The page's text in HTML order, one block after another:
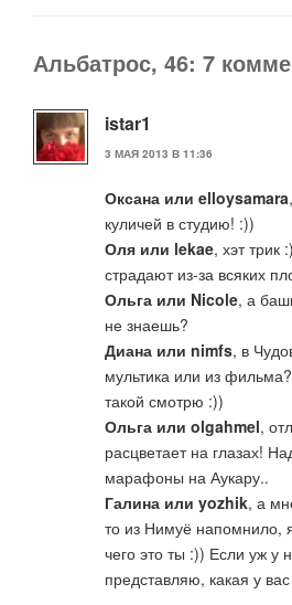
Альбатрос, 46: 7
istar1
3 МАЯ 2013 В 11:36
Оксана или elloysamara
куличей в студию! :))
Оля или lekae, хэт трик
страдают из-за всяких
Ольга или Nicole, а
не знаешь?
Диана или nimfs, в
мультика или из
такой смотрю :))
Ольга или olgahmel,
расцветает на глазах!
марафоны на Аукару..
Галина или yozhik, а
то из Нимуё напомнило,
чего это ты :)) Если уж у
представляю, какая у